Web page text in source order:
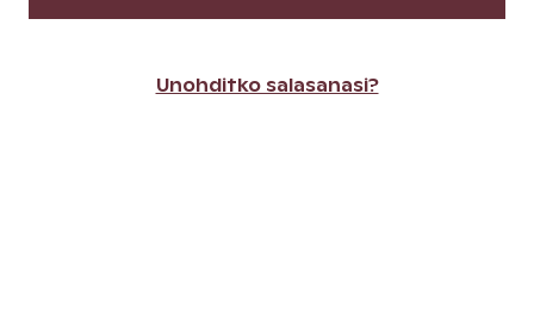
Unohditko salasanasi?